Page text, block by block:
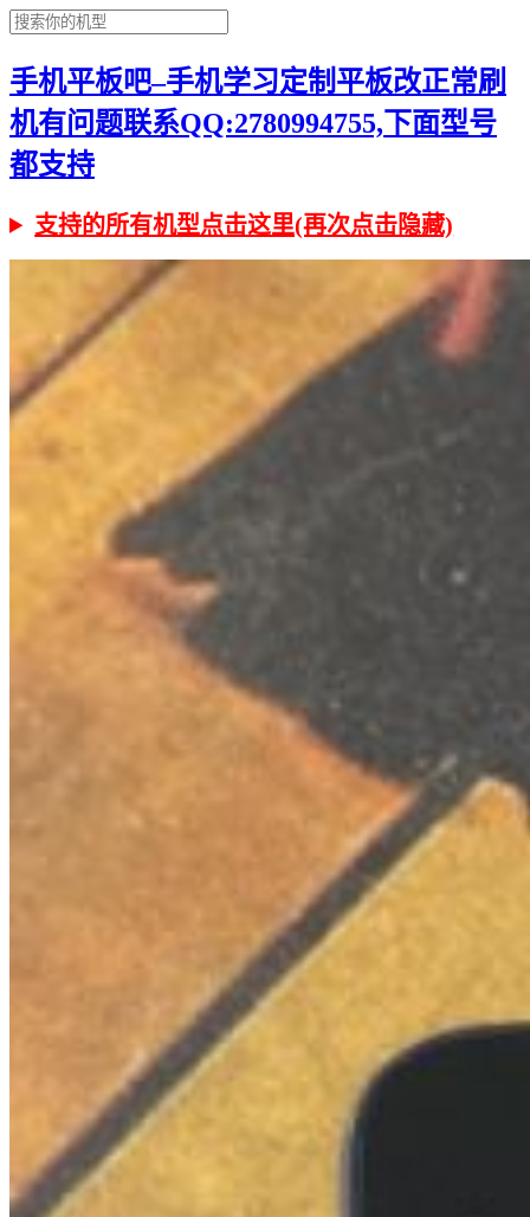
手机平板吧–手机学习定制平板改正常刷
机有问题联系QQ:2780994755,下面型号
都支持
支持的所有机型点击这里(再次点击隐藏)